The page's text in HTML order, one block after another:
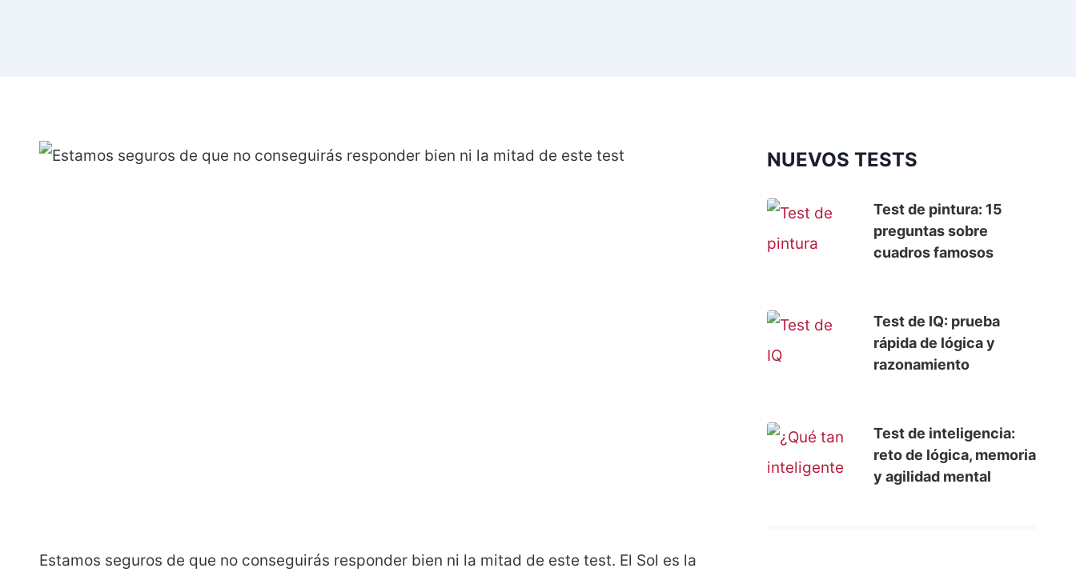
Estamos seguros de que no conseguirás responder bien ni la mitad de este test. El Sol es la
NUEVOS TESTS
Test de pintura: 15
preguntas sobre
cuadros famosos
Test de IQ: prueba
rápida de lógica y
razonamiento
Test de inteligencia:
reto de lógica, memoria
y agilidad mental